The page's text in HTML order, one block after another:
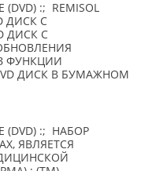
:; REMISOL
ДИСК С
ДИСК С
ФУНКЦИИ
ДИСК В БУМАЖНОМ
:; НАБОР
ЯВЛЯЕТСЯ